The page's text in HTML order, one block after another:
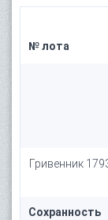
№ лота
Гривенник
Сохранность